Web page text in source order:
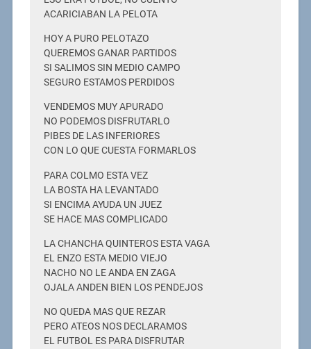
ACARICIABAN LA PELOTA
HOY A PURO PELOTAZO
QUEREMOS GANAR PARTIDOS
SI SALIMOS SIN MEDIO CAMPO
SEGURO ESTAMOS PERDIDOS
VENDEMOS MUY APURADO
NO PODEMOS DISFRUTARLO
PIBES DE LAS INFERIORES
CON LO QUE CUESTA FORMARLOS
PARA COLMO ESTA VEZ
LA BOSTA HA LEVANTADO
SI ENCIMA AYUDA UN JUEZ
SE HACE MAS COMPLICADO
LA CHANCHA QUINTEROS ESTA VAGA
EL ENZO ESTA MEDIO VIEJO
NACHO NO LE ANDA EN ZAGA
OJALA ANDEN BIEN LOS PENDEJOS
NO QUEDA MAS QUE REZAR
PERO ATEOS NOS DECLARAMOS
EL FUTBOL ES PARA DISFRUTAR